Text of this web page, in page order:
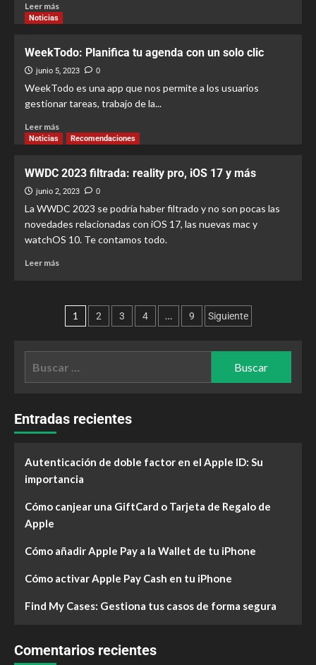
Leer más
Noticias
WeekTodo: Planifica tu agenda con un solo clic
junio 5, 2023 0
WeekTodo es una app que nos permite a los usuarios
gestionar tareas, trabajo de la...
Leer más
Noticias Recomendaciones
WWDC 2023 filtrada: reality pro, iOS 17 y más
junio 2, 2023 0
La WWDC 2023 se podría haber filtrado y no son pocas las
novedades relacionadas con iOS 17, las nuevas mac y
watchOS 10. Te contamos todo.
Leer más
1 2 3 4 … 9 Siguiente
Entradas recientes
Autenticación de doble factor en el Apple ID: Su
importancia
Cómo canjear una GiftCard o Tarjeta de Regalo de
Apple
Cómo añadir Apple Pay a la Wallet de tu iPhone
Cómo activar Apple Pay Cash en tu iPhone
Find My Cases: Gestiona tus casos de forma segura
Comentarios recientes